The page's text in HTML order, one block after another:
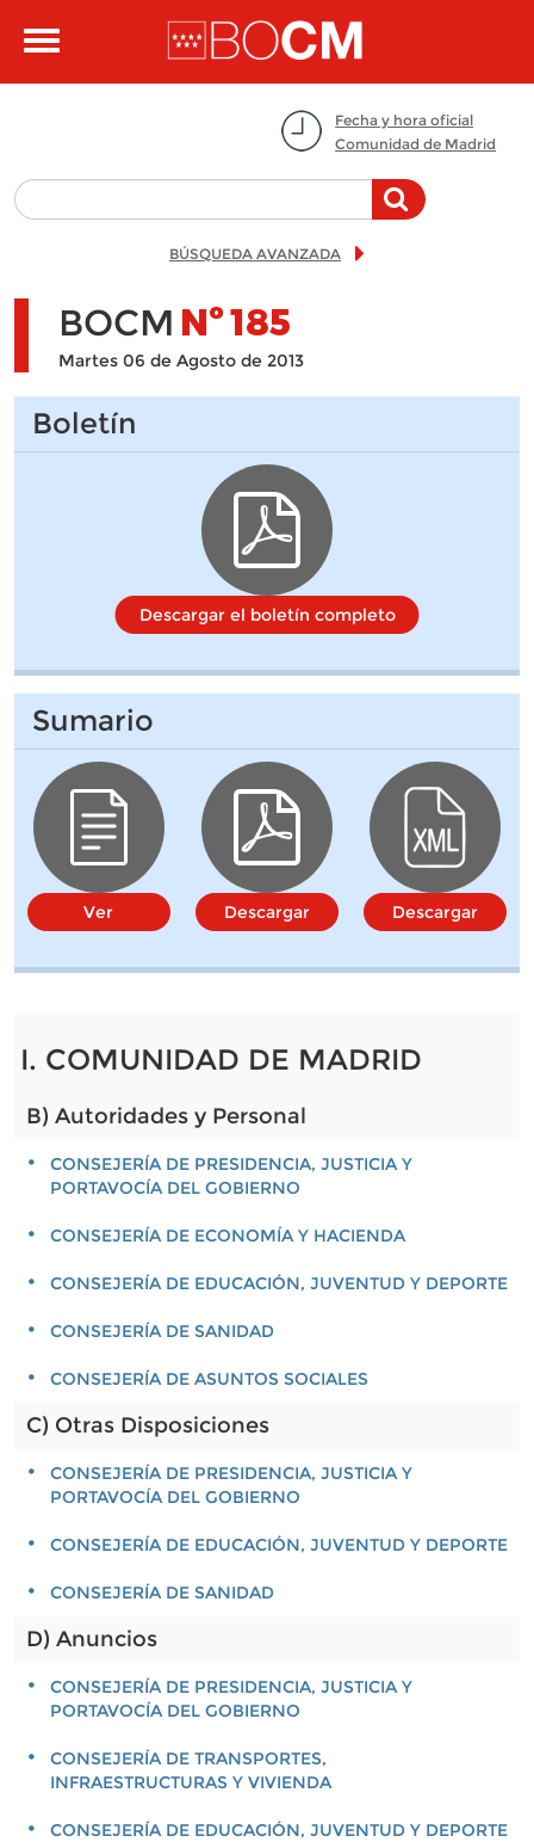
Toggle
Fecha y hora oficial
Comunidad de Madrid
BÚSQUEDA AVANZADA
BOCM Nº185
Martes 06 de Agosto de 2013
Boletín
Descargar el boletín completo
Sumario
Ver Descargar Descargar
I. COMUNIDAD DE MADRID
B) Autoridades y Personal
CONSEJERÍA DE PRESIDENCIA, JUSTICIA Y
PORTAVOCÍA DEL GOBIERNO
CONSEJERÍA DE ECONOMÍA Y HACIENDA
CONSEJERÍA DE EDUCACIÓN, JUVENTUD Y DEPORTE
CONSEJERÍA DE SANIDAD
CONSEJERÍA DE ASUNTOS SOCIALES
C) Otras Disposiciones
CONSEJERÍA DE PRESIDENCIA, JUSTICIA Y
PORTAVOCÍA DEL GOBIERNO
CONSEJERÍA DE EDUCACIÓN, JUVENTUD Y DEPORTE
CONSEJERÍA DE SANIDAD
D) Anuncios
CONSEJERÍA DE PRESIDENCIA, JUSTICIA Y
PORTAVOCÍA DEL GOBIERNO
CONSEJERÍA DE TRANSPORTES,
INFRAESTRUCTURAS Y VIVIENDA
CONSEJERÍA DE EDUCACIÓN, JUVENTUD Y DEPORTE